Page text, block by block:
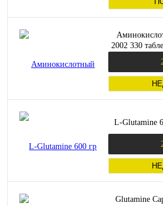
2002 330
L-Glutamine
Glutamine